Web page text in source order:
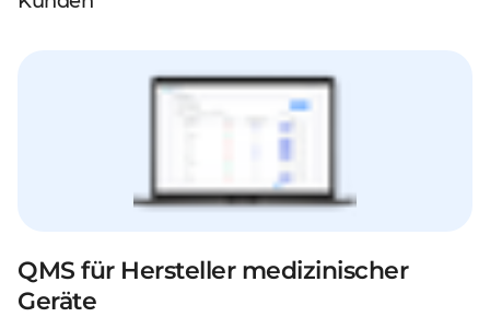
QMS für Hersteller medizinischer
Geräte